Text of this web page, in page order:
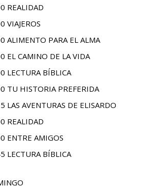
REALIDAD
VIAJEROS
ALIMENTO PARA EL ALMA
EL CAMINO DE LA VIDA
LECTURA BÍBLICA
TU HISTORIA PREFERIDA
LAS AVENTURAS DE ELISARDO
REALIDAD
ENTRE AMIGOS
LECTURA BÍBLICA